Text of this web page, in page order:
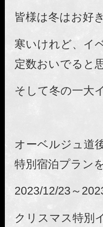
皆様は冬はお好
寒いけれど、イ
定数おいでると
そして冬の一大
オーベルジュ道
特別宿泊プラン
2023/12/23～
クリスマス特別